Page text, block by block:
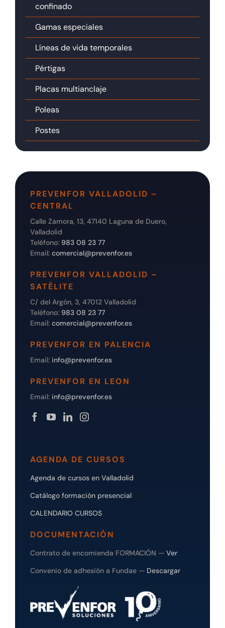
confinado
Gamas especiales
Líneas de vida temporales
Pértigas
Placas multianclaje
Poleas
Postes
PREVENFOR VALLADOLID –
CENTRAL
Calle Zamora, 13, 47140 Laguna de Duero,
Valladolid
Teléfono: 983 08 23 77
Email: comercial@prevenfor.es
PREVENFOR VALLADOLID –
SATÉLITE
C/ del Argón, 3, 47012 Valladolid
Teléfono: 983 08 23 77
Email: comercial@prevenfor.es
PREVENFOR EN PALENCIA
Email: info@prevenfor.es
PREVENFOR EN LEON
Email: info@prevenfor.es
AGENDA DE CURSOS
Agenda de cursos en Valladolid
Catálogo formación presencial
CALENDARIO CURSOS
DOCUMENTACIÓN
Contrato de encomienda FORMACIÓN — Ver
Convenio de adhesión a Fundae — Descargar